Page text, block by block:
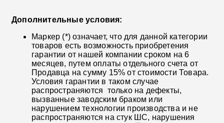
Дополнительные условия:
Маркер (*) означает, что для данной категории
товаров есть возможность приобретения
гарантии от нашей компании сроком на 6
месяцев, путем оплаты отдельного счета от
Продавца на сумму 15% от стоимости Товара.
Условия гарантии в таком случае
распространяются только на дефекты,
вызванные заводским браком или
нарушением технологии производства и не
распространяются на стук ШС, нарушения